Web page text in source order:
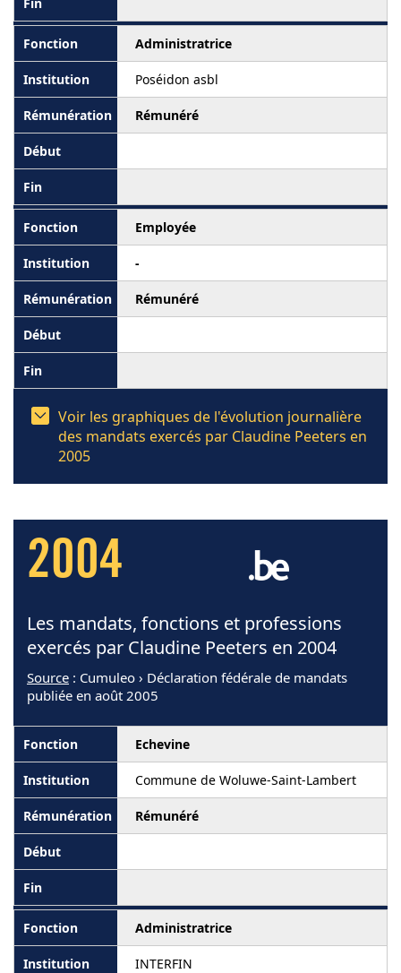
Administratrice
Poséidon asbl
Rémunéré
Employée
-
Rémunéré
Voir les graphiques de l'évolution journalière
des mandats exercés par Claudine Peeters en
2005
2004
Les mandats, fonctions et professions
exercés par Claudine Peeters en 2004
Source : Cumuleo › Déclaration fédérale de mandats
publiée en août 2005
Echevine
Commune de Woluwe-Saint-Lambert
Rémunéré
Administratrice
INTERFIN